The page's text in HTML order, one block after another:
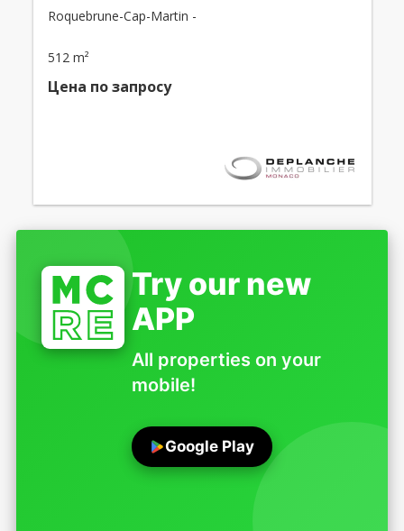
Roquebrune-Cap-Martin -
512 m²
Цена по запросу
Try our new
APP
All properties on your
mobile!
Google Play